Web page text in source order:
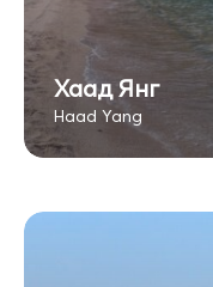
Хаад Янг
Haad Yang